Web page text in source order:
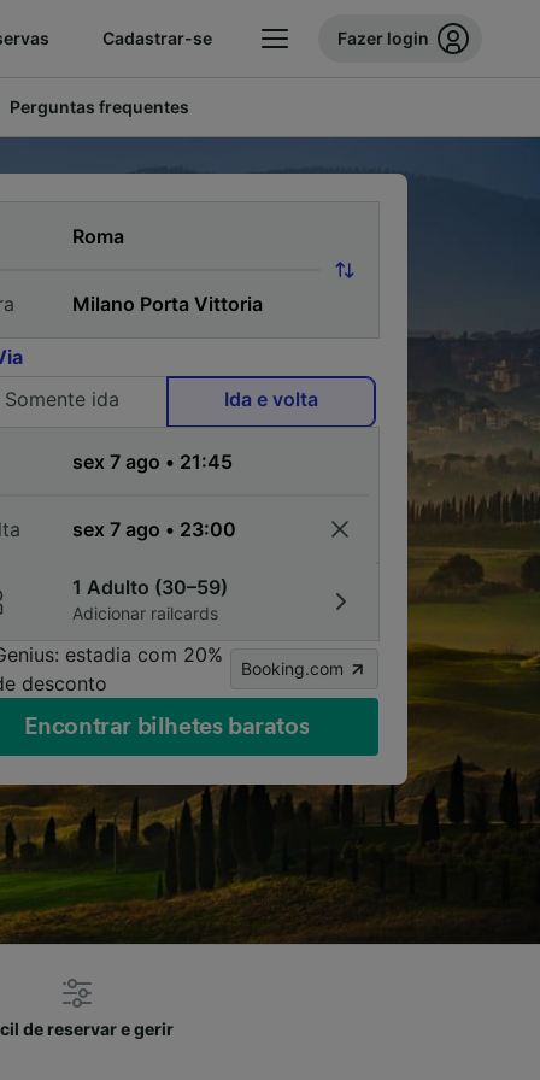
Cadastrar-se Fazer login
Perguntas frequentes
Somente ida
Ida e volta
1 Adulto (30–59)
Adicionar railcards
estadia com 20%
desconto
Booking.com
Encontrar bilhetes baratos
de reservar e gerir